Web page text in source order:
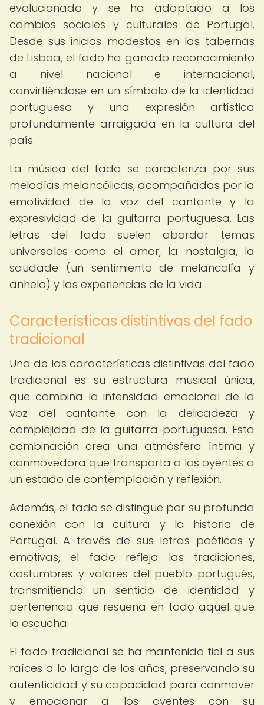
evolucionado y se ha adaptado a los
cambios sociales y culturales de Portugal.
Desde sus inicios modestos en las tabernas
de Lisboa, el fado ha ganado reconocimiento
a nivel nacional e internacional,
convirtiéndose en un símbolo de la identidad
portuguesa y una expresión artística
profundamente arraigada en la cultura del
país.
La música del fado se caracteriza por sus
melodías melancólicas, acompañadas por la
emotividad de la voz del cantante y la
expresividad de la guitarra portuguesa. Las
letras del fado suelen abordar temas
universales como el amor, la nostalgia, la
saudade (un sentimiento de melancolía y
anhelo) y las experiencias de la vida.
Características distintivas del fado
tradicional
Una de las características distintivas del fado
tradicional es su estructura musical única,
que combina la intensidad emocional de la
voz del cantante con la delicadeza y
complejidad de la guitarra portuguesa. Esta
combinación crea una atmósfera íntima y
conmovedora que transporta a los oyentes a
un estado de contemplación y reflexión.
Además, el fado se distingue por su profunda
conexión con la cultura y la historia de
Portugal. A través de sus letras poéticas y
emotivas, el fado refleja las tradiciones,
costumbres y valores del pueblo portugués,
transmitiendo un sentido de identidad y
pertenencia que resuena en todo aquel que
lo escucha.
El fado tradicional se ha mantenido fiel a sus
raíces a lo largo de los años, preservando su
autenticidad y su capacidad para conmover
y emocionar a los oyentes con su